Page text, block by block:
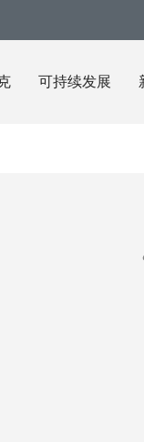
可持续发展